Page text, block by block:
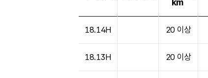
km
18.14H 20 이상
18.13H 20 이상